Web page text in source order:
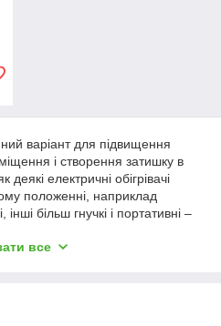
варіант для підвищення
і створення затишку в
електричні обігрівачі
положенні, наприклад
інші більш гнучкі і портативні –
приміщенні, де необхідно
обігрівача, тому
який підійде для вашого
все